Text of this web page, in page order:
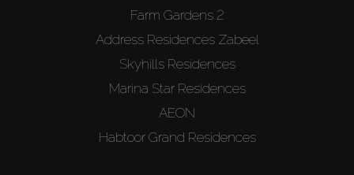
Farm Gardens 2
Address Residences Zabeel
Skyhills Residences
Marina Star Residences
AEON
Habtoor Grand Residences